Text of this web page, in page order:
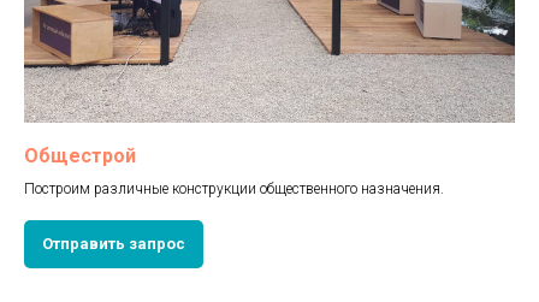
Общестрой
Построим различные конструкции общественного назначения.
Отправить запрос